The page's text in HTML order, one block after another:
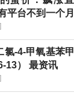
平台不到一个
氯-4-甲氧基苯
13） 最资讯